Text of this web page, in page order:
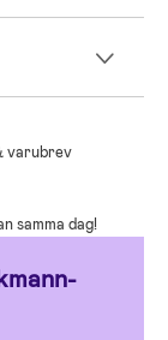
varubrev
samma dag!